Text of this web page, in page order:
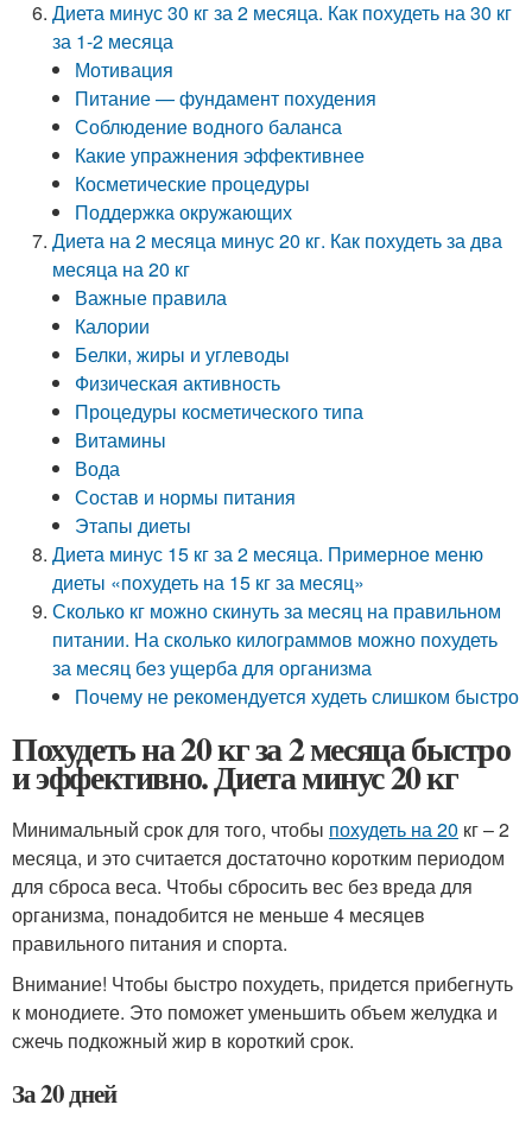
Диета минус 30 кг за 2 месяца. Как похудеть на 30 кг
за 1-2 месяца
Мотивация
Питание — фундамент похудения
Соблюдение водного баланса
Какие упражнения эффективнее
Косметические процедуры
Поддержка окружающих
Диета на 2 месяца минус 20 кг. Как похудеть за два
месяца на 20 кг
Важные правила
Калории
Белки, жиры и углеводы
Физическая активность
Процедуры косметического типа
Витамины
Вода
Состав и нормы питания
Этапы диеты
Диета минус 15 кг за 2 месяца. Примерное меню
диеты «похудеть на 15 кг за месяц»
Сколько кг можно скинуть за месяц на правильном
питании. На сколько килограммов можно похудеть
за месяц без ущерба для организма
Почему не рекомендуется худеть слишком быстро
Похудеть на 20 кг за 2 месяца быстро
и эффективно. Диета минус 20 кг
Минимальный срок для того, чтобы похудеть на 20 кг – 2
месяца, и это считается достаточно коротким периодом
для сброса веса. Чтобы сбросить вес без вреда для
организма, понадобится не меньше 4 месяцев
правильного питания и спорта.
Внимание! Чтобы быстро похудеть, придется прибегнуть
к монодиете. Это поможет уменьшить объем желудка и
сжечь подкожный жир в короткий срок.
За 20 дней